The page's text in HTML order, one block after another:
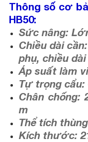
Thông số cơ
HB50:
Sức nâng:
Chiều dài
phụ, chiều
Áp suất làm
Tự trọng cẩu:
Chân chống:
m
Thể tích
Kích thước: